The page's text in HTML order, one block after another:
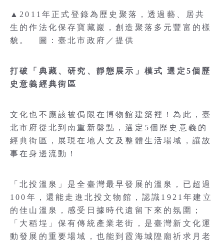
▲2011年正式登錄為歷史聚落，透過藝、居共
生的作法化保存寶藏巖，創造聚落多元豐富的樣
貌。 圖：臺北市政府／提供
打破「典藏、研究、靜態展示」模式 選定5個歷
史意義經典街區
文化也不應該被侷限在博物館建築裡！為此，臺
北市府從北到南重新盤點，選定5個歷史意義的
經典街區，展現在地人文及整體生活場域，讓故
事在身邊流動！
「北投溫泉」是全臺灣最早發展的溫泉，已超過
100年，還能走進北投文物館，認識1921年建立
的佳山溫泉，感受日據時代遺留下來的氛圍；
「大稻埕」保有傳統產業老街，是臺灣新文化運
動發展的重要場域，也能到霞海城隍廟祈求月老